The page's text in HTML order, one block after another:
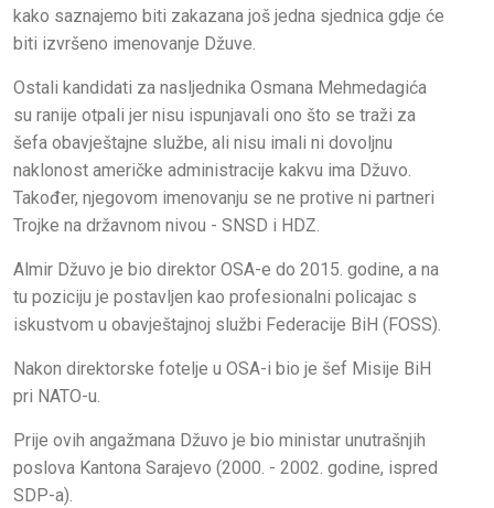
kako saznajemo biti zakazana još jedna sjednica gdje će
biti izvršeno imenovanje Džuve.
Ostali kandidati za nasljednika Osmana Mehmedagića
su ranije otpali jer nisu ispunjavali ono što se traži za
šefa obavještajne službe, ali nisu imali ni dovoljnu
naklonost američke administracije kakvu ima Džuvo.
Također, njegovom imenovanju se ne protive ni partneri
Trojke na državnom nivou - SNSD i HDZ.
Almir Džuvo je bio direktor OSA-e do 2015. godine, a na
tu poziciju je postavljen kao profesionalni policajac s
iskustvom u obavještajnoj službi Federacije BiH (FOSS).
Nakon direktorske fotelje u OSA-i bio je šef Misije BiH
pri NATO-u.
Prije ovih angažmana Džuvo je bio ministar unutrašnjih
poslova Kantona Sarajevo (2000. - 2002. godine, ispred
SDP-a).